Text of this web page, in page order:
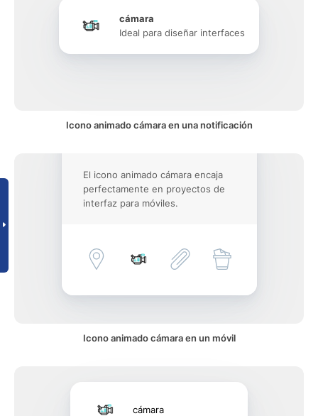
cámara
Ideal para diseñar interfaces
Icono animado cámara en una notificación
El icono animado cámara encaja
perfectamente en proyectos de
interfaz para móviles.
Icono animado cámara en un móvil
cámara